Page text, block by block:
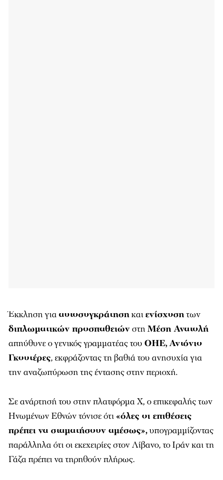
Έκκληση γιααυτοσυγκράτησηκαιενίσχυσητων
διπλωματικών προσπαθειώνστηΜέση Ανατολή
απηύθυνε ο γενικός γραμματέας του ΟΗΕ,Αντόνιο
Γκουτέρες, εκφράζοντας τη βαθιά του ανησυχία για
την αναζωπύρωση της έντασης στην περιοχή.
Σε ανάρτησή του στην πλατφόρμα X, ο επικεφαλής των
Ηνωμένων Εθνών τόνισε ότι «όλες οι επιθέσεις
πρέπει να σταματήσουν αμέσως»,υπογραμμίζοντας
παράλληλα ότι οι εκεχειρίες στον Λίβανο, το Ιράν και τη
Γάζα πρέπει να τηρηθούν πλήρως.